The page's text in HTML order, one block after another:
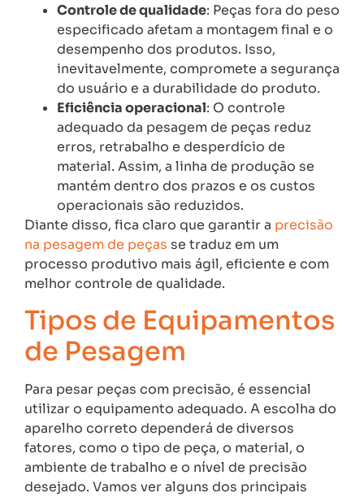
Controle de qualidade: Peças fora do peso
especificado afetam a montagem final e o
desempenho dos produtos. Isso,
inevitavelmente, compromete a segurança
do usuário e a durabilidade do produto.
Eficiência operacional: O controle
adequado da pesagem de peças reduz
erros, retrabalho e desperdício de
material. Assim, a linha de produção se
mantém dentro dos prazos e os custos
operacionais são reduzidos.
Diante disso, fica claro que garantir a precisão
na pesagem de peças se traduz em um
processo produtivo mais ágil, eficiente e com
melhor controle de qualidade.
Tipos de Equipamentos
de Pesagem
Para pesar peças com precisão, é essencial
utilizar o equipamento adequado. A escolha do
aparelho correto dependerá de diversos
fatores, como o tipo de peça, o material, o
ambiente de trabalho e o nível de precisão
desejado. Vamos ver alguns dos principais